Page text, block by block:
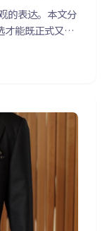
的表达。本文分
能既正式又不
求差异，让您